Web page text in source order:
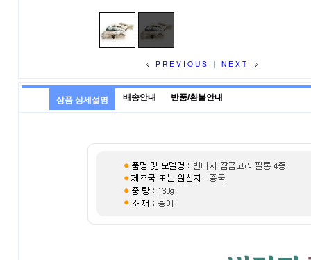
PREVIOUS | NEXT
상품 상세설명 배송안내 반품/환불안내